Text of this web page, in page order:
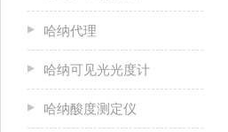
哈纳代理
哈纳可见光光度计
哈纳酸度测定仪